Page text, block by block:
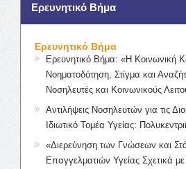
Ερευνητικό Βήμα
Ερευνητικό Βήμα
Ερευνητικό Βήμα: «Η Κοινωνική
Νοηματοδότηση, Στίγμα και
Νοσηλευτές και Κοινωνικούς
Αντιλήψεις Νοσηλευτών για τις
Ιδιωτικό Τομέα Υγείας:
«Διερεύνηση των Γνώσεων και
Επαγγελματιών Υγείας Σχετικά